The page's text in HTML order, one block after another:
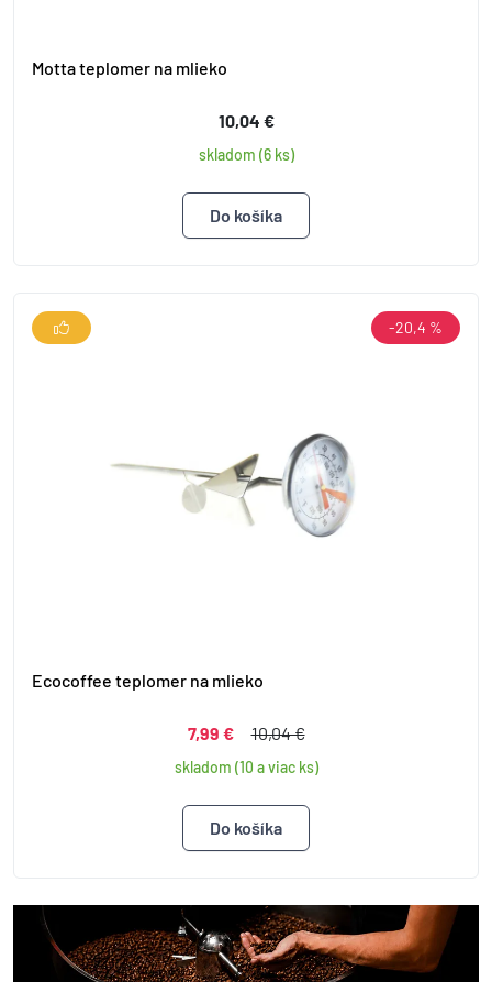
Motta teplomer na mlieko
10,04 €
skladom (6 ks)
Ecocoffee teplomer na mlieko
7,99 € 10,04 €
skladom (10 a viac ks)
-20,4 %